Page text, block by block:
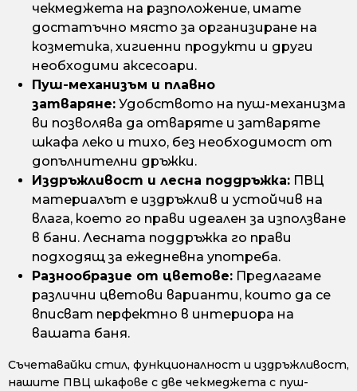
чекмеджета на разположение, имате
достатъчно място за организиране на
козметика, хигиенни продукти и други
необходими аксесоари.
Пуш-механизъм и плавно
затваряне: Удобството на пуш-механизма
ви позволява да отваряте и затваряте
шкафа леко и тихо, без необходимост от
допълнителни дръжки.
Издръжливост и лесна поддръжка: ПВЦ
материалът е издръжлив и устойчив на
влага, което го прави идеален за използване
в бани. Лесната поддръжка го прави
подходящ за ежедневна употреба.
Разнообразие от цветове: Предлагаме
различни цветови варианти, които да се
вписват перфектно в интериора на
вашата баня.
Съчетавайки стил, функционалност и издръжливост,
нашите ПВЦ шкафове с две чекмеджета с пуш-